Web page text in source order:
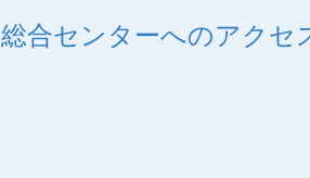
総合センターへのアクセ